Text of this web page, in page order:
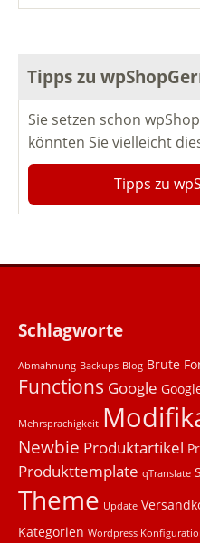
Tipps zu
Sie setzen schon
könnten Sie vielleicht
Tipps zu
Schlagworte
Abmahnung Backups Blog Brute
Functions Google
Mehrsprachigkeit
Newbie Produktartikel
Produkttemplate qTranslate
Theme Update
Kategorien Wordpress